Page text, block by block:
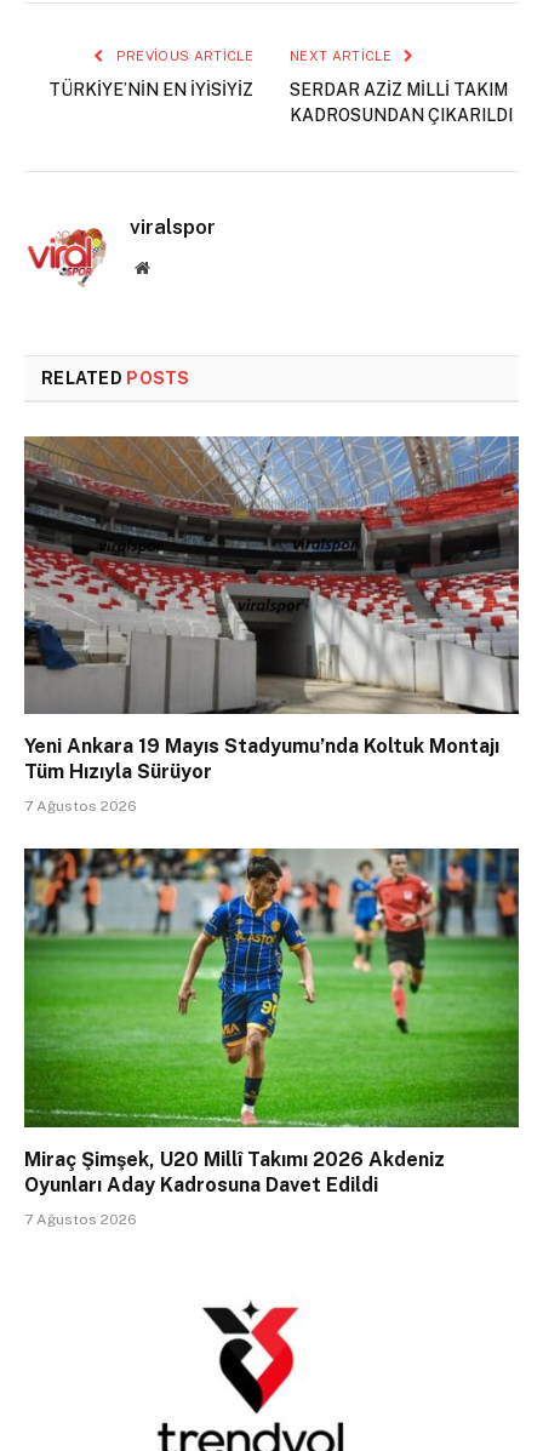
PREVIOUS ARTICLE
TÜRKİYE’NİN EN İYİSİYİZ
NEXT ARTICLE
SERDAR AZİZ MİLLİ TAKIM
KADROSUNDAN ÇIKARILDI
viralspor
Website
RELATED POSTS
Yeni Ankara 19 Mayıs Stadyumu’nda Koltuk Montajı
Tüm Hızıyla Sürüyor
7 Ağustos 2026
Miraç Şimşek, U20 Millî Takımı 2026 Akdeniz
Oyunları Aday Kadrosuna Davet Edildi
7 Ağustos 2026